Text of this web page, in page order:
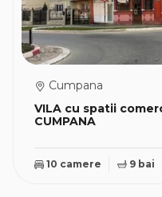
VILA cu spatii
CUMPANA
Cumpana
10 camere 9 bai